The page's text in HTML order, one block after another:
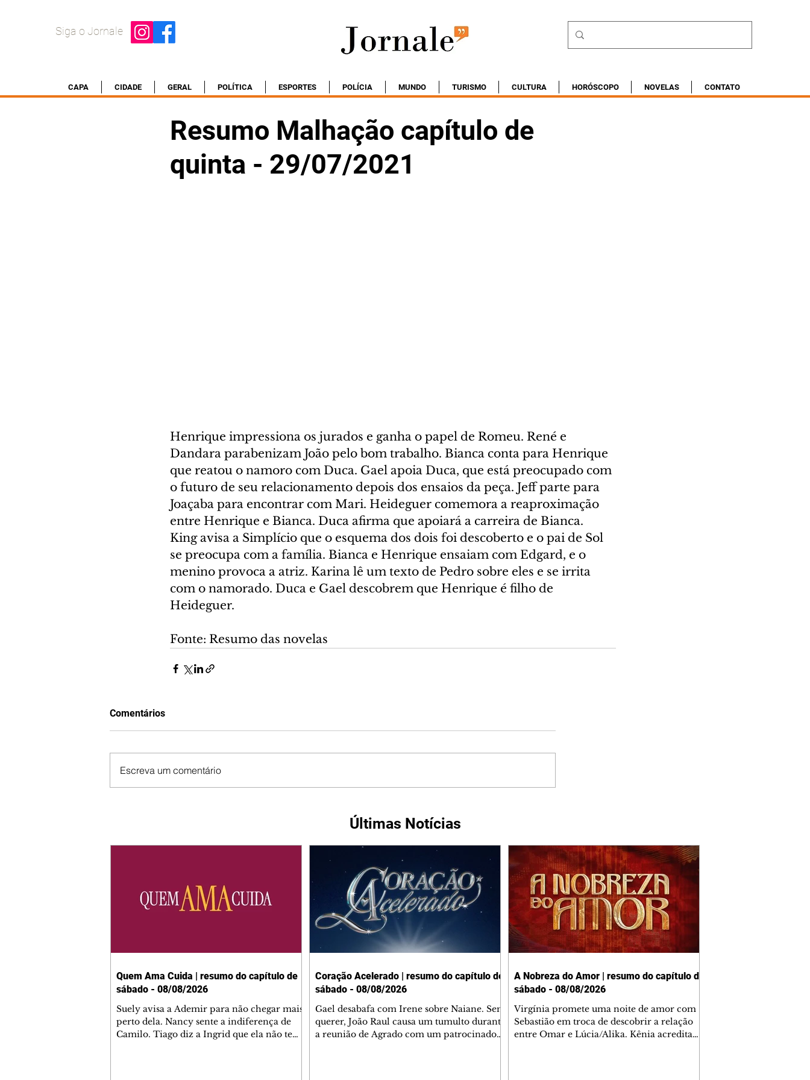
Siga o Jornale
CAPA CIDADE GERAL POLÍTICA ESPORTES POLÍCIA MUNDO TURISMO CULTURA HORÓSCOPO NOVELAS CONTATO
Resumo Malhação capítulo de
quinta - 29/07/2021
Henrique impressiona os jurados e ganha o papel de Romeu. René e
Dandara parabenizam João pelo bom trabalho. Bianca conta para Henrique
que reatou o namoro com Duca. Gael apoia Duca, que está preocupado com
o futuro de seu relacionamento depois dos ensaios da peça. Jeff parte para
Joaçaba para encontrar com Mari. Heideguer comemora a reaproximação
entre Henrique e Bianca. Duca afirma que apoiará a carreira de Bianca.
King avisa a Simplício que o esquema dos dois foi descoberto e o pai de Sol
se preocupa com a família. Bianca e Henrique ensaiam com Edgard, e o
menino provoca a atriz. Karina lê um texto de Pedro sobre eles e se irrita
com o namorado. Duca e Gael descobrem que Henrique é filho de
Heideguer.
Fonte: Resumo das novelas
Comentários
Escreva um comentário
Últimas Notícias
Quem Ama Cuida | resumo do capítulo de
sábado - 08/08/2026
Suely avisa a Ademir para não chegar mais
perto dela. Nancy sente a indiferença de
Camilo. Tiago diz a Ingrid que ela não tem
Coração Acelerado | resumo do capítulo de
sábado - 08/08/2026
Gael desabafa com Irene sobre Naiane. Sem
querer, João Raul causa um tumulto durante
a reunião de Agrado com um patrocinador.
A Nobreza do Amor | resumo do capítulo de
sábado - 08/08/2026
Virgínia promete uma noite de amor com
Sebastião em troca de descobrir a relação
entre Omar e Lúcia/Alika. Kênia acredita